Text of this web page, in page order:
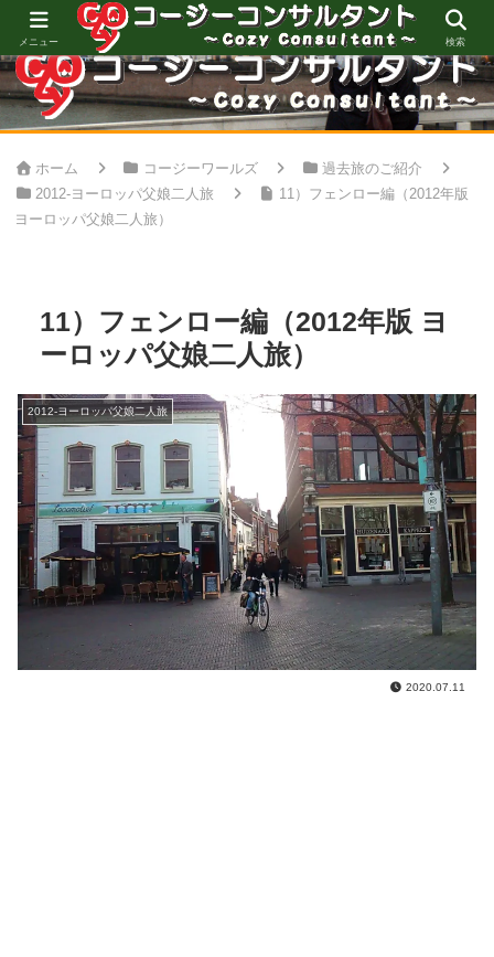
心地良い空間創りをお手伝い
ホーム コージーワールズ
過去旅のご紹介
2012-ヨーロッパ父娘二人旅
11）フェンロー編（2012年版
ヨーロッパ父娘二人旅）
11）フェンロー編（2012年版 ヨ
ーロッパ父娘二人旅）
2012-ヨーロッパ父娘二人旅
2020.07.11
メニュー 検索